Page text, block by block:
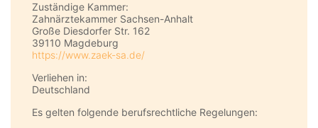
Zuständige Kammer:
Zahnärztekammer Sachsen-Anhalt
Große Diesdorfer Str. 162
39110 Magdeburg
https://www.zaek-sa.de/
Verliehen in:
Deutschland
Es gelten folgende berufsrechtliche Regelungen: